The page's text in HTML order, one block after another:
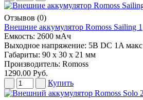
Отзывов (0)
Внешние аккумулятор Romoss Sailing 1
Емкость: 2600 мАч
Выходное напряжение: 5В DC 1A макс
Габариты: 90 х 30 х 21 мм
Производитель: Romoss
1290.00 Руб.
Купить